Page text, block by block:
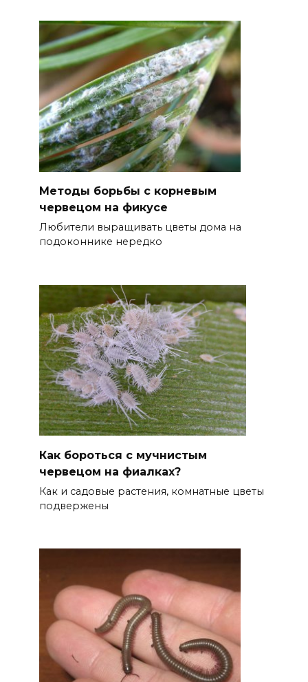
Методы борьбы с корневым
червецом на фикусе
Любители выращивать цветы дома на
подоконнике нередко
Как бороться с мучнистым
червецом на фиалках?
Как и садовые растения, комнатные цветы
подвержены